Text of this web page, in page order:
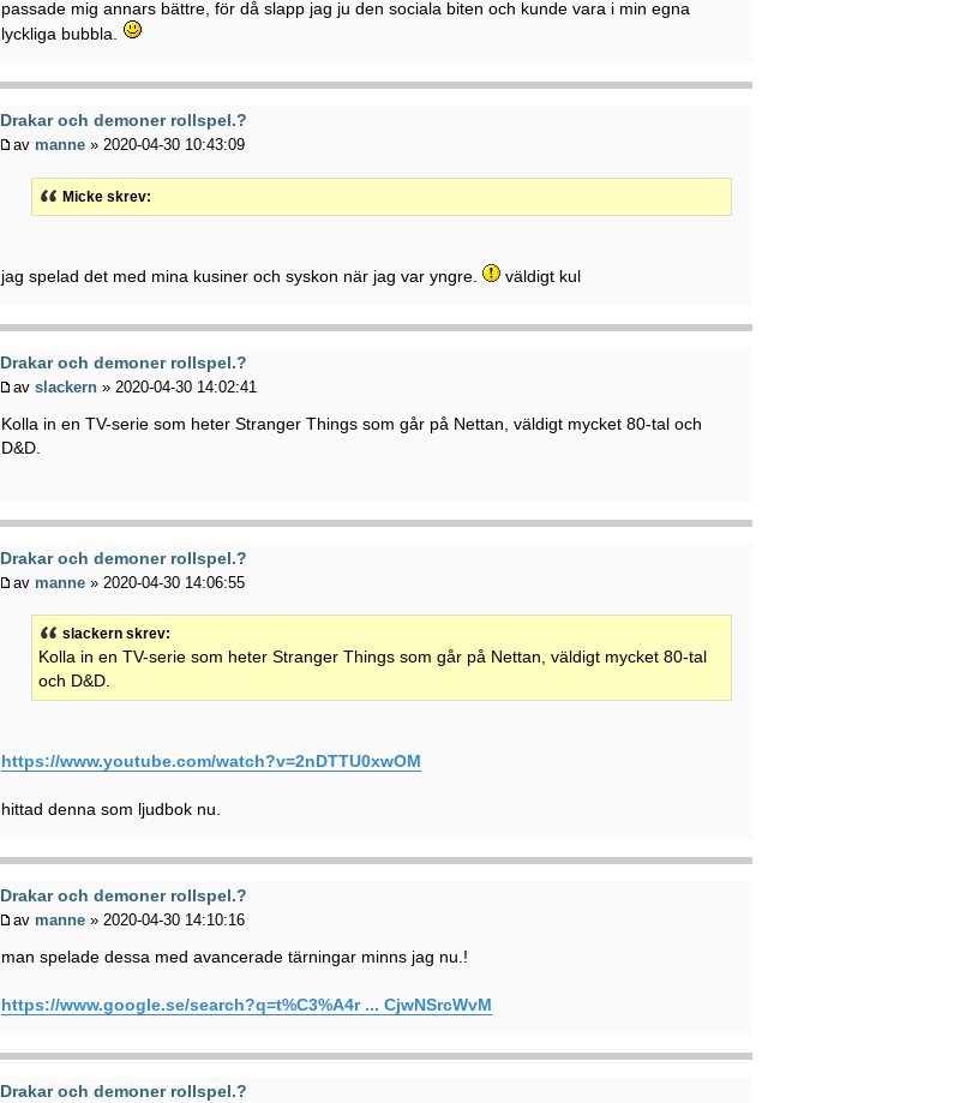
passade mig annars bättre, för då slapp jag ju den sociala biten och kunde vara i min egna
lyckliga bubbla.
Drakar och demoner rollspel.?
avmanne » 2020-04-30 10:43:09
Micke skrev:
jag spelad det med mina kusiner och syskon när jag var yngre. väldigt kul
Drakar och demoner rollspel.?
avslackern » 2020-04-30 14:02:41
Kolla in en TV-serie som heter Stranger Things som går på Nettan, väldigt mycket 80-tal och
D&D.
Drakar och demoner rollspel.?
avmanne » 2020-04-30 14:06:55
slackern skrev:
Kolla in en TV-serie som heter Stranger Things som går på Nettan, väldigt mycket 80-tal
och D&D.
https://www.youtube.com/watch?v=2nDTTU0xwOM
hittad denna som ljudbok nu.
Drakar och demoner rollspel.?
avmanne » 2020-04-30 14:10:16
man spelade dessa med avancerade tärningar minns jag nu.!
https://www.google.se/search?q=t%C3%A4r ... CjwNSrcWvM
Drakar och demoner rollspel.?